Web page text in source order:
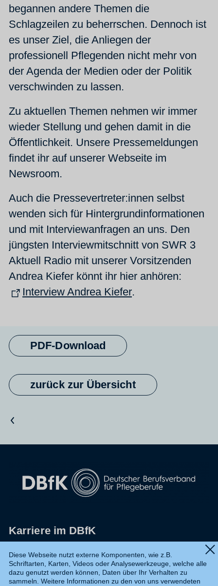
begannen andere Themen die
Schlagzeilen zu beherrschen. Dennoch ist
es unser Ziel, die Anliegen der
professionell Pflegenden nicht mehr von
der Agenda der Medien oder der Politik
verschwinden zu lassen.
Zu aktuellen Themen nehmen wir immer
wieder Stellung und gehen damit in die
Öffentlichkeit. Unsere Pressemeldungen
findet ihr auf unserer Webseite im
Newsroom.
Auch die Pressevertreter:innen selbst
wenden sich für Hintergrundinformationen
und mit Interviewanfragen an uns. Den
jüngsten Interviewmitschnitt von SWR 3
Aktuell Radio mit unserer Vorsitzenden
Andrea Kiefer könnt ihr hier anhören:
Interview Andrea Kiefer.
zurück zur Übersicht
PDF-Download
Vorheriger Artikel
Karriere im DBfK
Datenschutz
Diese Webseite nutzt externe Komponenten, wie z.B.
Schriftarten, Karten, Videos oder Analysewerkzeuge, welche alle
dazu genutzt werden können, Daten über Ihr Verhalten zu
sammeln. Weitere Informationen zu den von uns verwendeten